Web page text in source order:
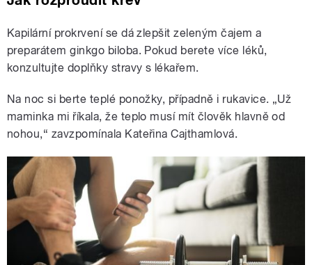
Kapilární prokrvení se dá zlepšit zeleným čajem a
preparátem ginkgo biloba. Pokud berete více léků,
konzultujte doplňky stravy s lékařem.
Na noc si berte teplé ponožky, případně i rukavice. „Už
maminka mi říkala, že teplo musí mít člověk hlavně od
nohou,“ zavzpomínala Kateřina Cajthamlová.